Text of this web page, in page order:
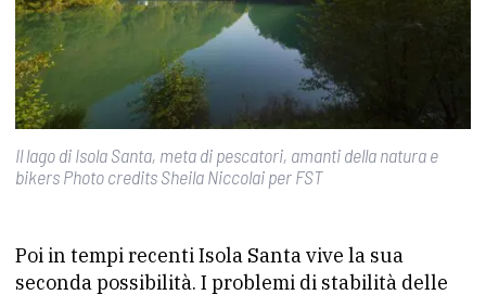
Il lago di Isola Santa, meta di pescatori, amanti della natura e
bikers Photo credits Sheila Niccolai per FST
Poi in tempi recenti Isola Santa vive la sua
seconda possibilità. I problemi di stabilità delle